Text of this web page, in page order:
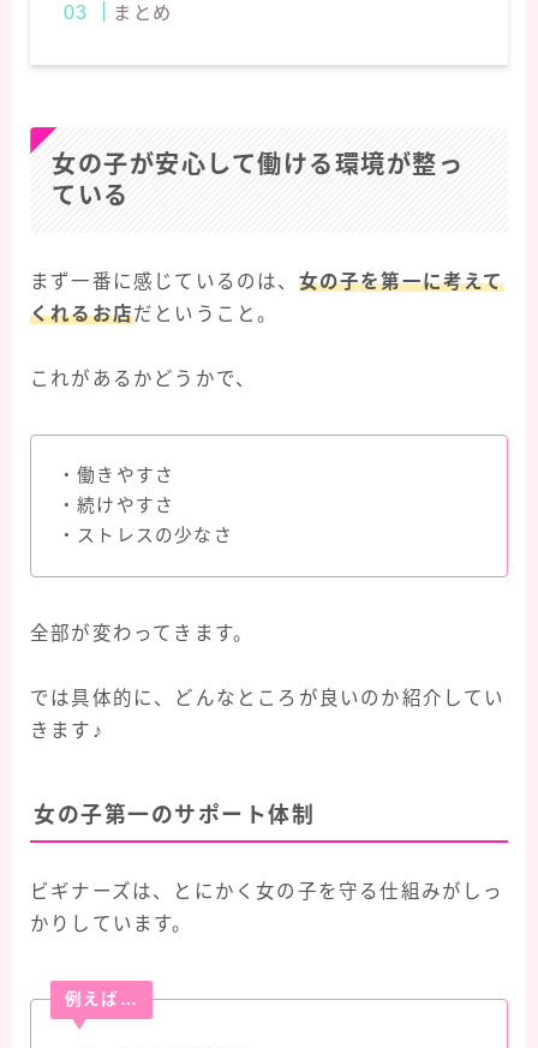
まとめ
女の子が安心して働ける環境が整っ
ている
まず一番に感じているのは、 女の子を第一に考えて
くれるお店だということ。
これがあるかどうかで、
・働きやすさ
・続けやすさ
・ストレスの少なさ
全部が変わってきます。
では具体的に、どんなところが良いのか紹介してい
きます♪
女の子第一のサポート体制
ビギナーズは、とにかく女の子を守る仕組みがしっ
かりしています。
例えば…